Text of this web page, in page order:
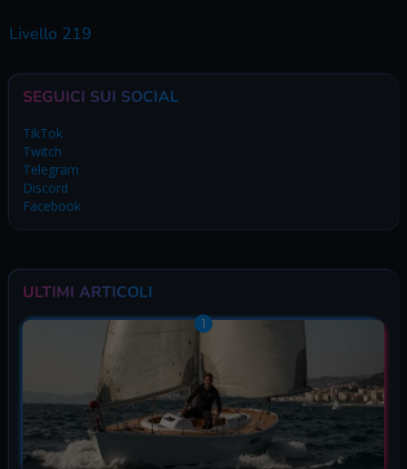
Livello 219
SEGUICI SUI SOCIAL
TikTok
Twitch
Telegram
Discord
Facebook
ULTIMI ARTICOLI